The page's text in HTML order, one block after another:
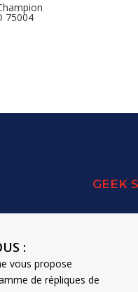
75004
GEEK
:
vous propose
de répliques de